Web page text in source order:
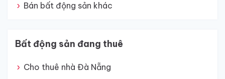
Bán bất động sản khác
Bất động sản đang thuê
Cho thuê nhà Đà Nẵng